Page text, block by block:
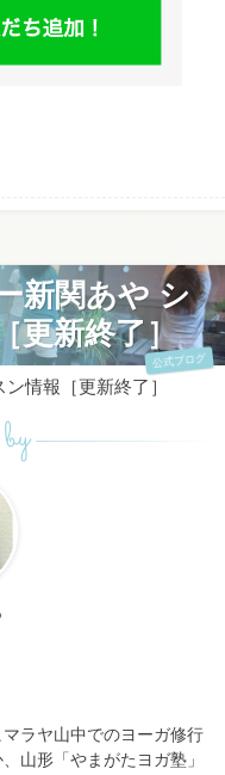
新関あや シ
更新終了］
公式ブログ
情報［更新終了］
ラヤ山中でのヨーガ修行
山形「やまがたヨガ塾」